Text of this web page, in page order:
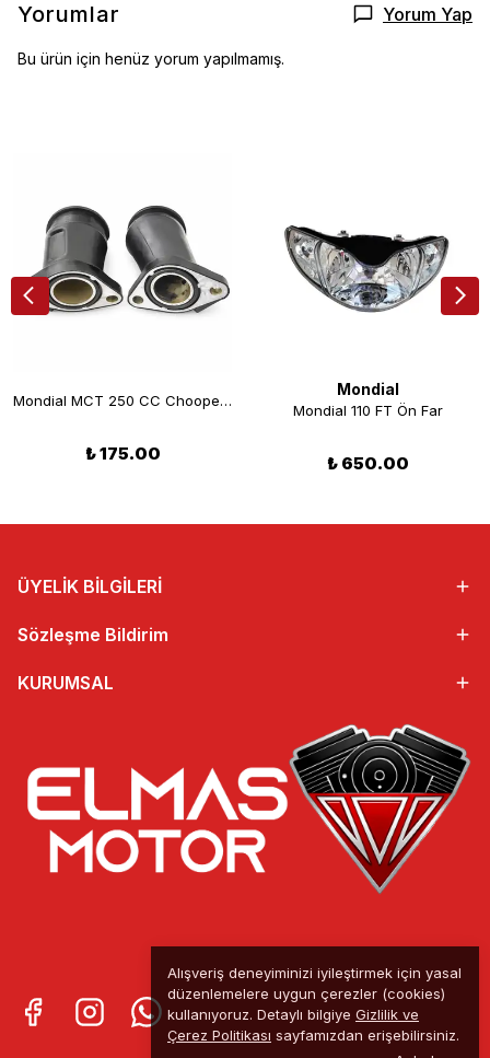
Alışveriş deneyiminizi iyileştirmek için yasal
düzenlemelere uygun çerezler (cookies)
kullanıyoruz. Detaylı bilgiye Gizlilik ve
Çerez Politikası sayfamızdan erişebilirsiniz.
Yorumlar Yorum Yap
Bu ürün için henüz yorum yapılmamış.
Mondial MCT 250 CC Chooper Manifolt Takımı
₺ 175.00
Mondial
Mondial 110 FT Ön Far
₺ 650.00
ÜYELİK BİLGİLERİ
Sözleşme Bildirim
KURUMSAL